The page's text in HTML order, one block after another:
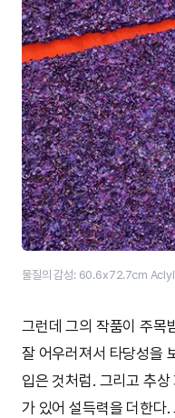
물질의 감성: 60.6x72.7cm
그런데 그의 작품이 주목
잘 어우러져서 타당성을
입은 것처럼. 그리고 추
가 있어 설득력을 더한다